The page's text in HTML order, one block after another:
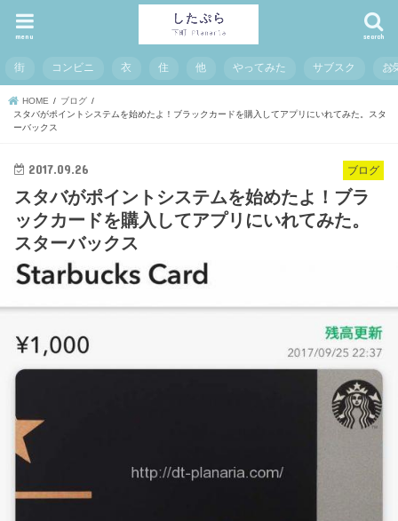
search
menu
街 コンビニ 衣 住 他 やってみた サブスク お
HOME
ブログ
スタバがポイントシステムを始めたよ！ブラックカードを購入してアプリにいれてみた。スタ
ーバックス
ブログ
2017.09.26
スタバがポイントシステムを始めたよ！ブラ
ックカードを購入してアプリにいれてみた。
スターバックス